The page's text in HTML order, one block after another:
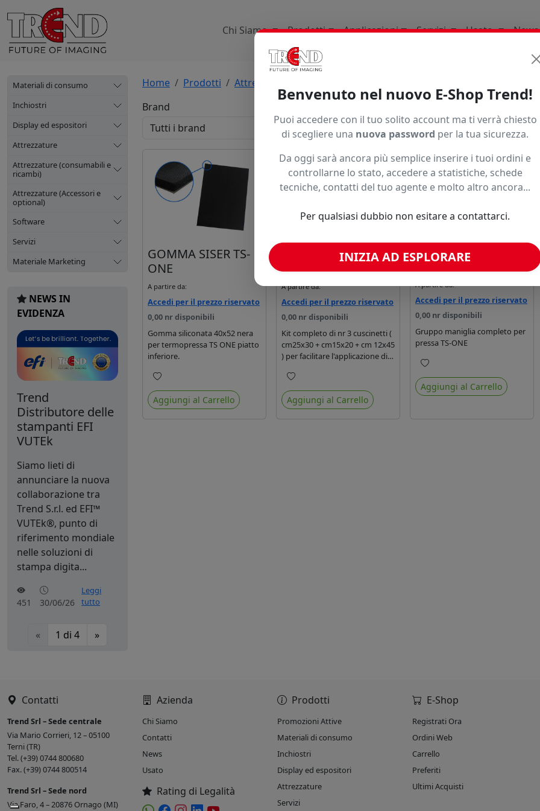
Chi Siamo Prodotti Applicazioni Servizi Usato News
Materiali di consumo
Inchiostri
Display ed espositori
Attrezzature
Attrezzature (consumabili e
ricambi)
Attrezzature (Accessori e
optional)
Software
Servizi
Materiale Marketing
NEWS IN
EVIDENZA
Trend
Distributore delle
stampanti EFI
VUTEk
Siamo lieti di
annunciare la nuova
collaborazione tra
Trend S.r.l. ed EFI™
VUTEk®, punto di
riferimento mondiale
nelle soluzioni di
stampa digita...
451 30/06/26
Leggi
tutto
« 1 di 4 »
Home Prodotti Attrezzature Consumabili E Ricambi
Brand
GOMMA SISER TS-
ONE
A partire da:
Accedi per il prezzo riservato
0,00 nr disponibili
Gomma siliconata 40x52 nera
per termopressa TS ONE piatto
inferiore.
Preferiti
Aggiungi al Carrello
HEAT TRANSFER
PILLOW
A partire da:
Accedi per il prezzo riservato
0,00 nr disponibili
Kit completo di nr 3 cuscinetti (
cm25x30 + cm15x20 + cm 12x45
) per facilitare l'applicazione di
piccoli o difficili.
Preferiti
Aggiungi al Carrello
MANIGLIA TS-ONE
A partire da:
Accedi per il prezzo riservato
0,00 nr disponibili
Gruppo maniglia completo per
pressa TS-ONE
Preferiti
Aggiungi al Carrello
Contatti
Trend Srl – Sede centrale
Via Mario Corrieri, 12 – 05100
Terni (TR)
Tel. (+39) 0744 800680
Fax. (+39) 0744 800514
Trend Srl – Sede nord
Via Faro, 4 – 20876 Ornago (MI)
Azienda
Chi Siamo
Contatti
News
Usato
Rating di Legalità
Prodotti
Promozioni Attive
Materiali di consumo
Inchiostri
Display ed espositori
Attrezzature
Servizi
E-Shop
Registrati Ora
Ordini Web
Carrello
Preferiti
Ultimi Acquisti
Benvenuto nel nuovo E-Shop Trend!
Puoi accedere con il tuo solito account ma ti verrà chiesto
di scegliere una nuova password per la tua sicurezza.
Da oggi sarà ancora più semplice inserire i tuoi ordini e
controllarne lo stato, accedere a statistiche, schede
tecniche, contatti del tuo agente e molto altro ancora...
Per qualsiasi dubbio non esitare a contattarci.
INIZIA AD ESPLORARE